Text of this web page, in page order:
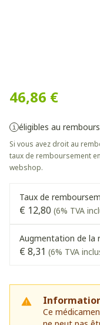
46,86 €
éligibles au
Si vous avez droit au
taux de remboursement
webshop.
Taux de
€ 12,80 (6% TVA
Augmentation de la
€ 8,31 (6% TVA
Ce